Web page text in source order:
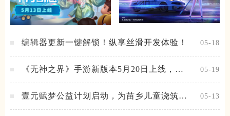
编辑器更新一键解锁！纵享丝滑开发体验！ 05-18
《无神之界》手游新版本5月20日上线，女
05-19
壹元赋梦公益计划启动，为苗乡儿童浇筑梦
05-13